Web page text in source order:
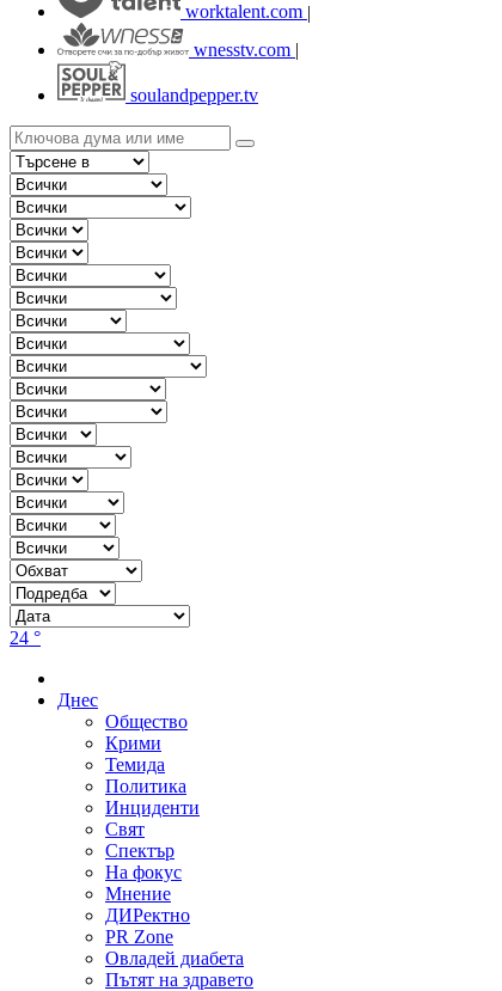
worktalent.com |
wnesstv.com |
soulandpepper.tv
24 °
Днес
Общество
Крими
Темида
Политика
Инциденти
Свят
Спектър
На фокус
Мнение
ДИРектно
PR Zone
Овладей диабета
Пътят на здравето